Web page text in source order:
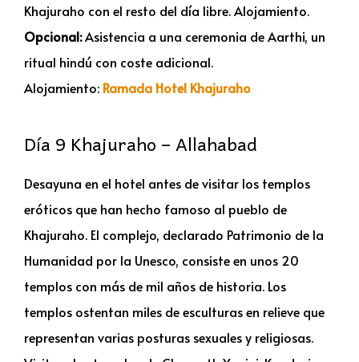
Khajuraho con el resto del día libre. Alojamiento.
Opcional:Asistencia a una ceremonia de Aarthi, un
ritual hindú con coste adicional.
Alojamiento: Ramada Hotel Khajuraho
Día 9 Khajuraho – Allahabad
Desayuna en el hotel antes de visitar los templos
eróticos que han hecho famoso al pueblo de
Khajuraho. El complejo, declarado Patrimonio de la
Humanidad por la Unesco, consiste en unos 20
templos con más de mil años de historia. Los
templos ostentan miles de esculturas en relieve que
representan varias posturas sexuales y religiosas.